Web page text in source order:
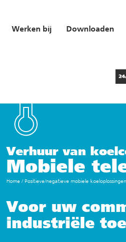
Werken bij Downloaden
Verhuur van
Mobiele
Home / Positieve/negatieve mobiele koeloplossingen
Voor uw
industriële